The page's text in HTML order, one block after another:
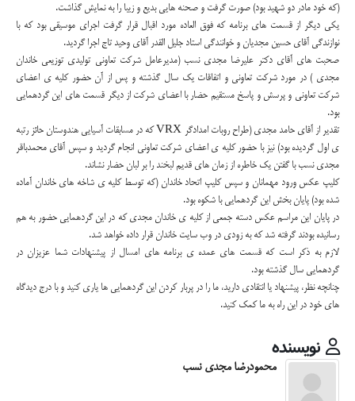
(که خود مادر دو شهید بود) صورت گرفت و صحنه هایی بدیع و زیبا را به نمایش گذاشت.
یکی دیگر از قسمت های برنامه که فوق العاده مورد اقبال قرار گرفت اجرای موسیقی بود که با
نوازندگی آقای حسین مجدیان و خوانندگی استاد جلیل القدر آقای وحید تاج اجرا گردید.
صحبت های آقای دکتر علیرضا مجدی نسب (مدیرعامل شرکت تعاونی تولیدی توزیعی خاندان
مجدی ) در مورد شرکت تعاونی و اتفاقات یک سال گذشته و پس از آن حضور کلیه ی اعضای
شرکت تعاونی و پرسش و پاسخ مستقیم حضار با اعضای شرکت از دیگر قسمت های این گردهمایی
بود.
تقدیر از آقای حامد مجدی (طراح روبات امدادگر VRX که در مسابقات آسیایی هندوستان حائز رتبه
ی اول گردیده بود) نیز با حضور کلیه ی اعضای شرکت تعاونی انجام گردید و سپس آقای محمدباقر
مجدی نسب با گفتن یک خاطره از زمان های قدیم لبخند را بر لبان حضار نشاند.
کلیپ عکس ورود مهمانان و سپس کلیپ اتحاد خاندان (که توسط کلیه ی شاخه های خاندان آماده
شده بود) پایان بخش این گردهمایی با شکوه بود.
در پایان این مراسم عکس دسته جمعی از کلیه ی خاندان مجدی که در این گردهمایی حضور به هم
رسانیده بودند گرفته شد که به زودی در وب سایت خاندان قرار داده خواهد شد.
لازم به ذکر است که قسمت های عمده ی برنامه های امسال از پیشنهادات شما عزیزان در
گردهمایی سال گذشته بود.
چنانچه نظر، پیشنهاد یا انتقادی دارید، ما را در پربار کردن این گردهمایی ها یاری کنید و با درج دیدگاه
های خود در این راه به ما کمک کنید.
نویسنده
محمودرضا مجدی نسب